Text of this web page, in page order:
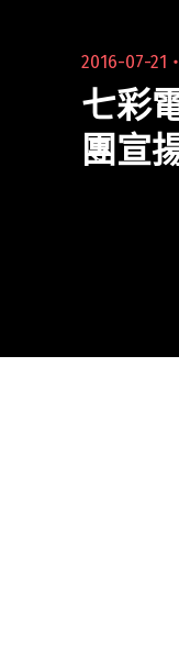
2016-07-21
七彩
團宣